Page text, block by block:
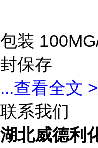
包装
封保存
...查看全文 >
联系我们
湖北威德利